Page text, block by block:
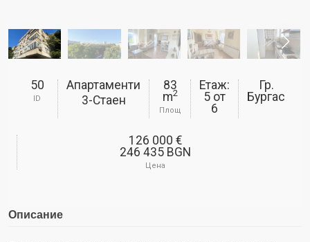
50
ID
Апартаменти
3-Стаен
83
m2
Площ
Етаж:
5 от
6
Гр.
Бургас
126 000 €
246 435 BGN
Цена
Описание